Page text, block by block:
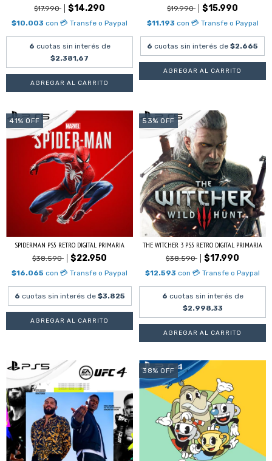
$17.990 $14.290
$10.003 con 💳 Transfe o Paypal
6 cuotas sin interés de
$2.381,67
$19.990 $15.990
$11.193 con 💳 Transfe o Paypal
6 cuotas sin interés de $2.665
41% OFF
SPIDERMAN PS5 RETRO DIGITAL PRIMARIA
$38.590 $22.950
$16.065 con 💳 Transfe o Paypal
6 cuotas sin interés de $3.825
53% OFF
THE WITCHER 3 PS5 RETRO DIGITAL PRIMARIA
$38.590 $17.990
$12.593 con 💳 Transfe o Paypal
6 cuotas sin interés de
$2.998,33
38% OFF